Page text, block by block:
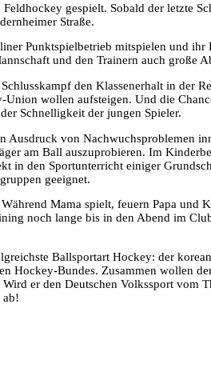
gespielt. Sobald der letzte
Straße.
Punktspielbetrieb mitspielen und
und den Trainern auch große
den Klassenerhalt in der
wollen aufsteigen. Und die
Schnelligkeit der jungen Spieler.
Ausdruck von Nachwuchsproblemen
am Ball auszuprobieren. Im
in den Sportunterricht einiger
geeignet.
Mama spielt, feuern Papa und
noch lange bis in den Abend im
Ballsportart Hockey: der
Hockey-Bundes. Zusammen wollen
er den Deutschen Volkssport vom
ab!